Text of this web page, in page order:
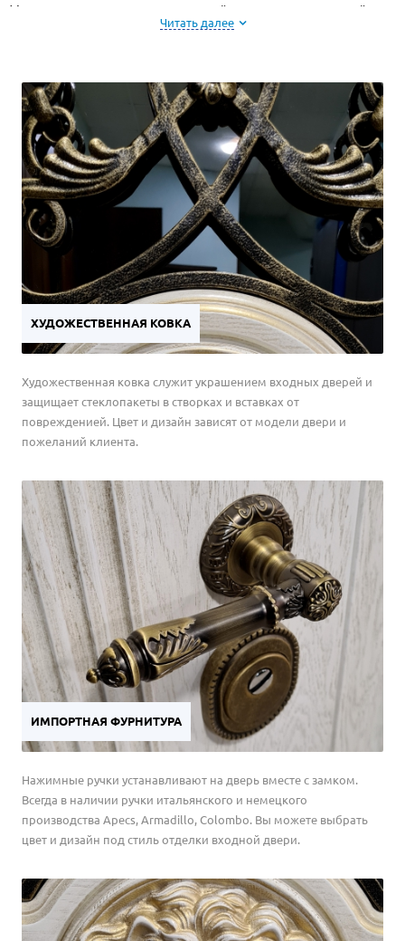
Минеральная плита — современный высокотехнологичный
материал с низкой теплопроводностью и отличными
из подъезда. Минвата экологически чистая и негорючая, поэтому
это оптимальный утеплитель для металлических дверей.
Читать далее
ХУДОЖЕСТВЕННАЯ КОВКА
Художественная ковка служит украшением входных дверей и
защищает стеклопакеты в створках и вставках от
поврежденией. Цвет и дизайн зависят от модели двери и
пожеланий клиента.
ИМПОРТНАЯ ФУРНИТУРА
Нажимные ручки устанавливают на дверь вместе с замком.
Всегда в наличии ручки итальянского и немецкого
производства Apecs, Armadillo, Colombo. Вы можете выбрать
цвет и дизайн под стиль отделки входной двери.